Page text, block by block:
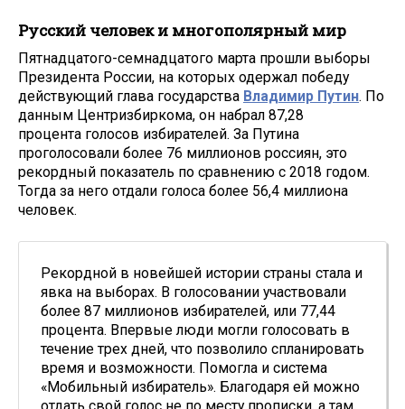
Русский человек и многополярный мир
Пятнадцатого-семнадцатого марта прошли выборы
Президента России, на которых одержал победу
действующий глава государства Владимир Путин. По
данным Центризбиркома, он набрал 87,28
процента голосов избирателей. За Путина
проголосовали более 76 миллионов россиян, это
рекордный показатель по сравнению с 2018 годом.
Тогда за него отдали голоса более 56,4 миллиона
человек.
Рекордной в новейшей истории страны стала и
явка на выборах. В голосовании участвовали
более 87 миллионов избирателей, или 77,44
процента. Впервые люди могли голосовать в
течение трех дней, что позволило спланировать
время и возможности. Помогла и система
«Мобильный избиратель». Благодаря ей можно
отдать свой голос не по месту прописки, а там,